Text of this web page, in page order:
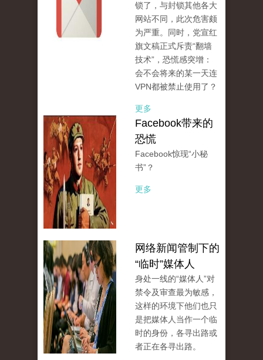
锁了，与封锁其他各大
网站不同，此次危害颇
为严重。同时，党宣红
旗文稿正式斥责“翻墙
技术”，恐慌感突增：
会不会将来的某一天连
VPN都被禁止使用了？
更多
Facebook带来的
恐慌
Facebook惊现“小秘
书”？
更多
网络新闻管制下的
“临时”媒体人
身处一线的“媒体人”对
禁令及审查最为敏感，
这样的环境下他们也只
是把媒体人当作一个临
时的身份，各寻出路或
者正在各寻出路。